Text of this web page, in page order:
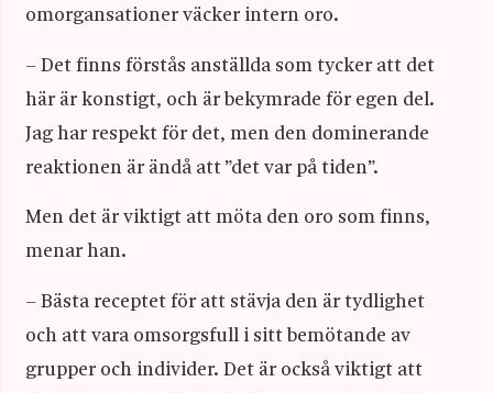
omorgansationer väcker intern oro.
– Det finns förstås anställda som tycker att det
här är konstigt, och är bekymrade för egen del.
Jag har respekt för det, men den dominerande
reaktionen är ändå att ”det var på tiden”.
Men det är viktigt att möta den oro som finns,
menar han.
– Bästa receptet för att stävja den är tydlighet
och att vara omsorgsfull i sitt bemötande av
grupper och individer. Det är också viktigt att